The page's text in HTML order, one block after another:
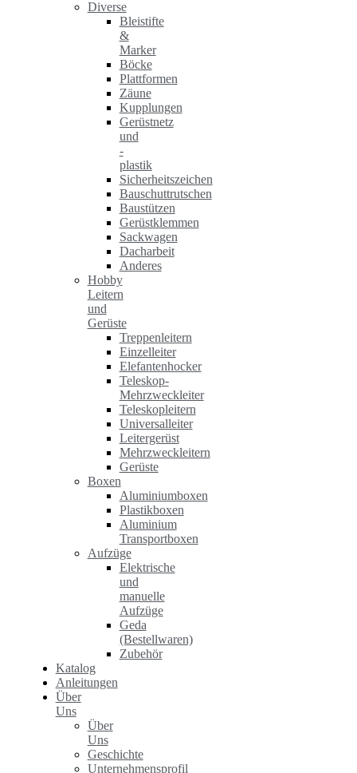
Diverse
Bleistifte
&
Marker
Böcke
Plattformen
Zäune
Kupplungen
Gerüstnetz
und
-
plastik
Sicherheitszeichen
Bauschuttrutschen
Baustützen
Gerüstklemmen
Sackwagen
Dacharbeit
Anderes
Hobby
Leitern
und
Gerüste
Treppenleitern
Einzelleiter
Elefantenhocker
Teleskop-
Mehrzweckleiter
Teleskopleitern
Universalleiter
Leitergerüst
Mehrzweckleitern
Gerüste
Boxen
Aluminiumboxen
Plastikboxen
Aluminium
Transportboxen
Aufzüge
Elektrische
und
manuelle
Aufzüge
Geda
(Bestellwaren)
Zubehör
Katalog
Anleitungen
Über
Uns
Über
Uns
Geschichte
Unternehmensprofil